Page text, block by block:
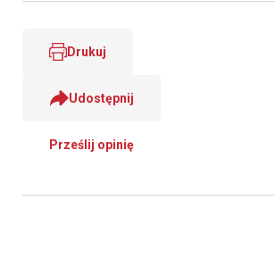
Drukuj
Udostępnij
Prześlij opinię